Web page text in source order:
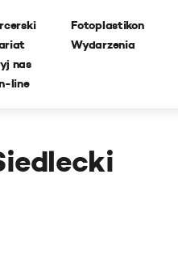
nas
line
Fotoplastikon
Wydarzenia